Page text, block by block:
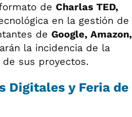
de Charlas TED,
en la gestión de
de Google, Amazon,
la incidencia de la
sus proyectos.
Digitales y Feria de